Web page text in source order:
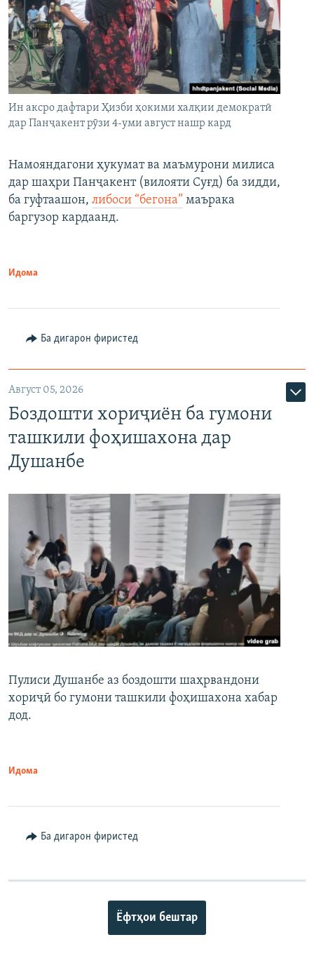
Ин аксро дафтари Ҳизби ҳокими халқии демократӣ
дар Панҷакент рӯзи 4-уми август нашр кард
Намояндагони ҳукумат ва маъмурони милиса
дар шаҳри Панҷакент (вилояти Суғд) ба зидди,
ба гуфтаашон, либоси “бегона” маърака
баргузор кардаанд.
Идома
Ба дигарон фиристед
Август 05, 2026
Боздошти хориҷиён ба гумони
ташкили фоҳишахона дар
Душанбе
Пулиси Душанбе аз боздошти шаҳрвандони
хориҷӣ бо гумони ташкили фоҳишахона хабар
дод.
Идома
Ба дигарон фиристед
Ёфтҳои бештар